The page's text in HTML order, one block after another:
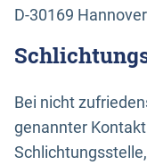
D-30169 Hannover
Bei nicht
genannter